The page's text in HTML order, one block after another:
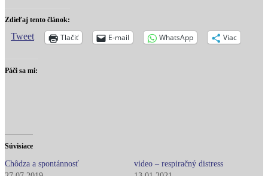
Zdieľaj tento článok:
Tweet Tlačiť E-mail WhatsApp Viac
Páči sa mi:
Súvisiace
Chôdza a spontánnosť
video – respiračný distress